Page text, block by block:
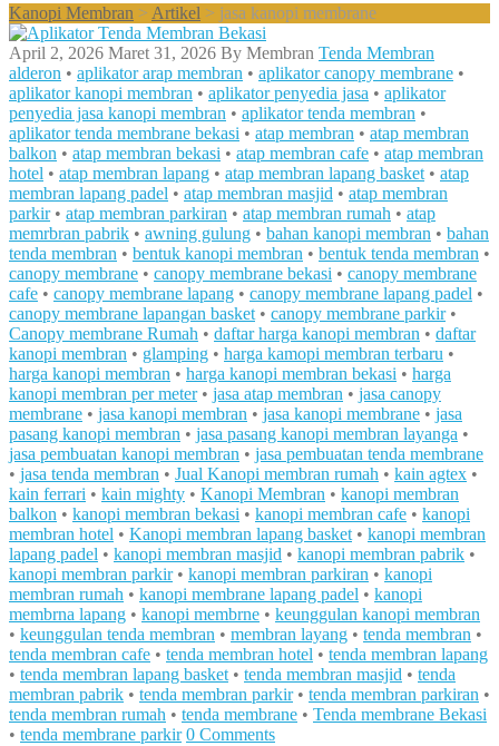
Kanopi Membran > Artikel > jasa kanopi membrane
April 2, 2026 Maret 31, 2026 By Membran Tenda Membran
alderon • aplikator arap membran • aplikator canopy membrane •
aplikator kanopi membran • aplikator penyedia jasa • aplikator
penyedia jasa kanopi membran • aplikator tenda membran •
aplikator tenda membrane bekasi • atap membran • atap membran
balkon • atap membran bekasi • atap membran cafe • atap membran
hotel • atap membran lapang • atap membran lapang basket • atap
membran lapang padel • atap membran masjid • atap membran
parkir• atap membran parkiran • atap membran rumah • atap
memrbran pabrik • awning gulung • bahan kanopi membran • bahan
tenda membran • bentuk kanopi membran • bentuk tenda membran •
canopy membrane • canopy membrane bekasi • canopy membrane
cafe • canopy membrane lapang • canopy membrane lapang padel •
canopy membrane lapangan basket • canopy membrane parkir•
Canopy membrane Rumah • daftar harga kanopi membran • daftar
kanopi membran • glamping • harga kamopi membran terbaru •
harga kanopi membran • harga kanopi membran bekasi • harga
kanopi membran per meter• jasa atap membran • jasa canopy
membrane • jasa kanopi membran • jasa kanopi membrane • jasa
pasang kanopi membran • jasa pasang kanopi membran layanga •
jasa pembuatan kanopi membran • jasa pembuatan tenda membrane
• jasa tenda membran • Jual Kanopi membran rumah • kain agtex •
kain ferrari • kain mighty • Kanopi Membran • kanopi membran
balkon • kanopi membran bekasi • kanopi membran cafe • kanopi
membran hotel • Kanopi membran lapang basket • kanopi membran
lapang padel • kanopi membran masjid • kanopi membran pabrik •
kanopi membran parkir• kanopi membran parkiran • kanopi
membran rumah • kanopi membrane lapang padel • kanopi
membrna lapang • kanopi membrne • keunggulan kanopi membran
• keunggulan tenda membran • membran layang • tenda membran •
tenda membran cafe • tenda membran hotel • tenda membran lapang
• tenda membran lapang basket • tenda membran masjid • tenda
membran pabrik • tenda membran parkir• tenda membran parkiran •
tenda membran rumah • tenda membrane • Tenda membrane Bekasi
• tenda membrane parkir 0 Comments